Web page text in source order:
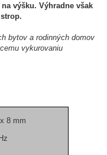
výšku. Výhradne však
bytov a rodinných domov
vykurovaniu
8 mm